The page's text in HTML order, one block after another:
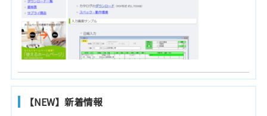
【NEW】新着情報